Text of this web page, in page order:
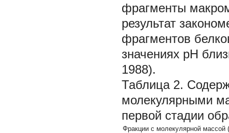
фрагменты
результат
фрагментов
значениях рН
1988).
Таблица 2.
молекулярными
первой стадии
Фракции с молекулярной